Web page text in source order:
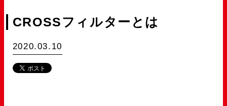
CROSSフィルターとは
2020.03.10